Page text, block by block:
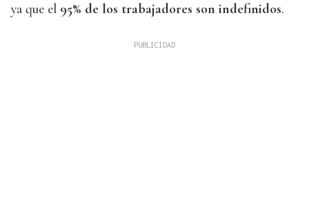
ya que el 95% de los trabajadores son indefinidos.